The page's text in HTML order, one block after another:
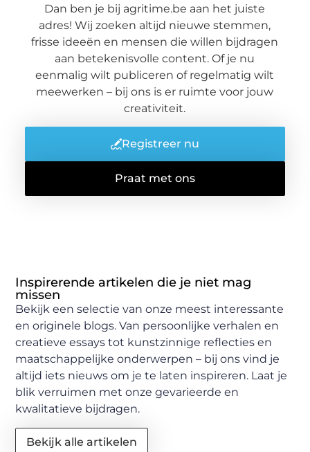
Dan ben je bij agritime.be aan het juiste
adres! Wij zoeken altijd nieuwe stemmen,
frisse ideeën en mensen die willen bijdragen
aan betekenisvolle content. Of je nu
eenmalig wilt publiceren of regelmatig wilt
meewerken – bij ons is er ruimte voor jouw
creativiteit.
Registreer nu
Praat met ons
Inspirerende artikelen die je niet mag
missen
Bekijk een selectie van onze meest interessante
en originele blogs. Van persoonlijke verhalen en
creatieve essays tot kunstzinnige reflecties en
maatschappelijke onderwerpen – bij ons vind je
altijd iets nieuws om je te laten inspireren. Laat je
blik verruimen met onze gevarieerde en
kwalitatieve bijdragen.
Bekijk alle artikelen